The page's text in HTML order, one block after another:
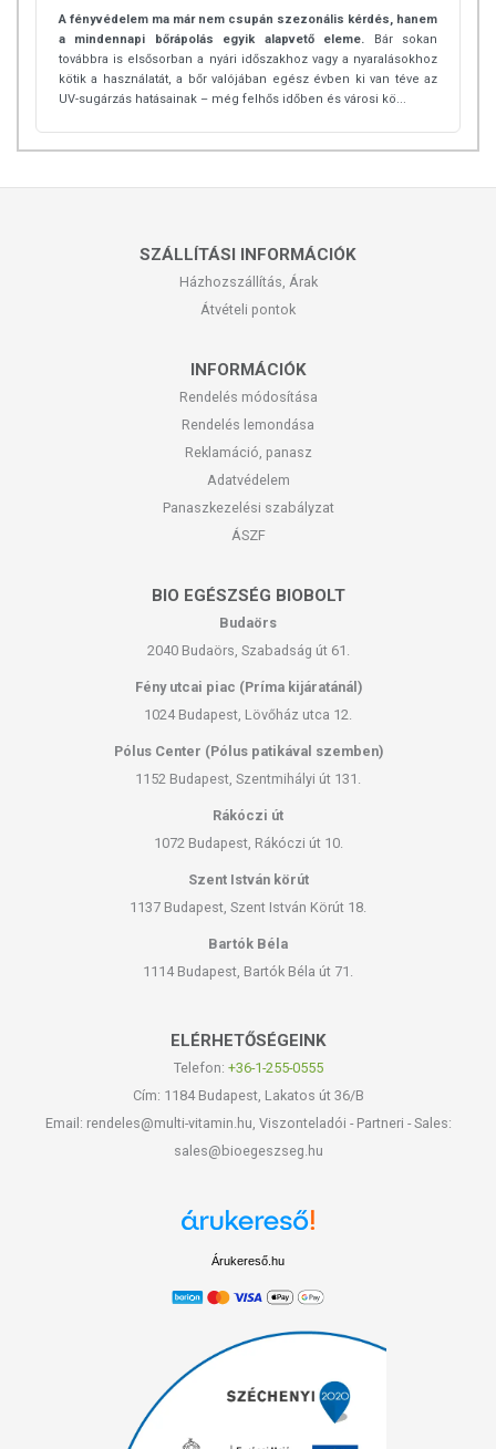
A fényvédelem ma már nem csupán szezonális kérdés, hanem
a mindennapi bőrápolás egyik alapvető eleme.
Bár sokan
továbbra is elsősorban a nyári időszakhoz vagy a nyaralásokhoz
kötik a használatát, a bőr valójában egész évben ki van téve az
UV-sugárzás hatásainak – még felhős időben és városi kö...
SZÁLLÍTÁSI INFORMÁCIÓK
Házhozszállítás, Árak
Átvételi pontok
INFORMÁCIÓK
Rendelés módosítása
Rendelés lemondása
Reklamáció, panasz
Adatvédelem
Panaszkezelési szabályzat
ÁSZF
BIO EGÉSZSÉG BIOBOLT
Budaörs
2040 Budaörs, Szabadság út 61.
Fény utcai piac (Príma kijáratánál)
1024 Budapest, Lövőház utca 12.
Pólus Center (Pólus patikával szemben)
1152 Budapest, Szentmihályi út 131.
Rákóczi út
1072 Budapest, Rákóczi út 10.
Szent István körút
1137 Budapest, Szent István Körút 18.
Bartók Béla
1114 Budapest, Bartók Béla út 71.
ELÉRHETŐSÉGEINK
Telefon: +36-1-255-0555
Cím: 1184 Budapest, Lakatos út 36/B
Email: rendeles@multi-vitamin.hu, Viszonteladói - Partneri - Sales:
sales@bioegeszseg.hu
Árukereső.hu